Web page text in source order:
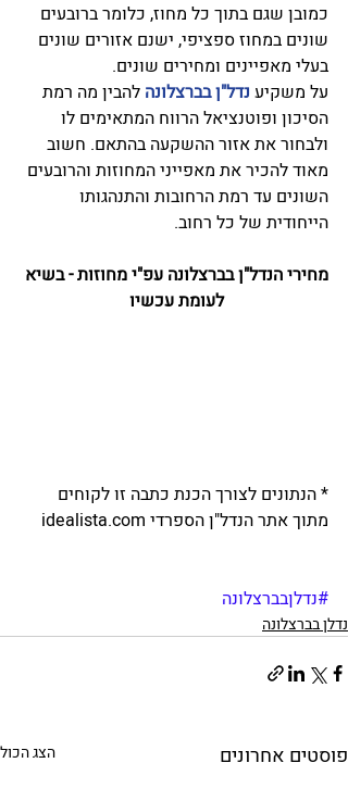
כמובן שגם בתוך כל מחוז, כלומר ברובעים
שונים במחוז ספציפי, ישנם אזורים שונים
בעלי מאפיינים ומחירים שונים.
על משקיע נדל"ן בברצלונה להבין מה רמת
הסיכון ופוטנציאל הרווח המתאימים לו
ולבחור את אזור ההשקעה בהתאם. חשוב
מאוד להכיר את מאפייני המחוזות והרובעים
השונים עד רמת הרחובות והתנהגותו
הייחודית של כל רחוב.
מחירי הנדל"ן בברצלונה עפ"י מחוזות - בשיא
לעומת עכשיו
* הנתונים לצורך הכנת כתבה זו לקוחים
מתוך אתר הנדל"ן הספרדי idealista.com
#נדלןבברצלונה
נדלן בברצלונה
פוסטים אחרונים הצג הכול